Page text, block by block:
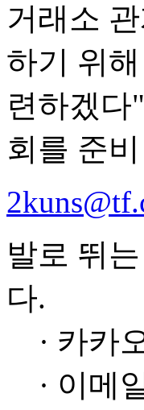
거래소
하기 위
련하겠다
회를 준
발로 뛰
다.
· 카카
· 이메